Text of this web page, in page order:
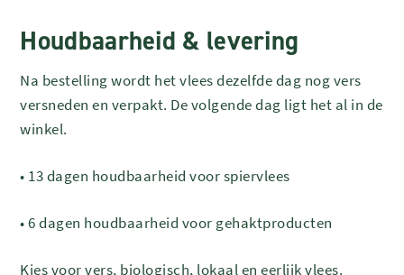
Houdbaarheid & levering
Na bestelling wordt het vlees dezelfde dag nog vers
versneden en verpakt. De volgende dag ligt het al in de
winkel.
• 13 dagen houdbaarheid voor spiervlees
• 6 dagen houdbaarheid voor gehaktproducten
Kies voor vers, biologisch, lokaal en eerlijk vlees.